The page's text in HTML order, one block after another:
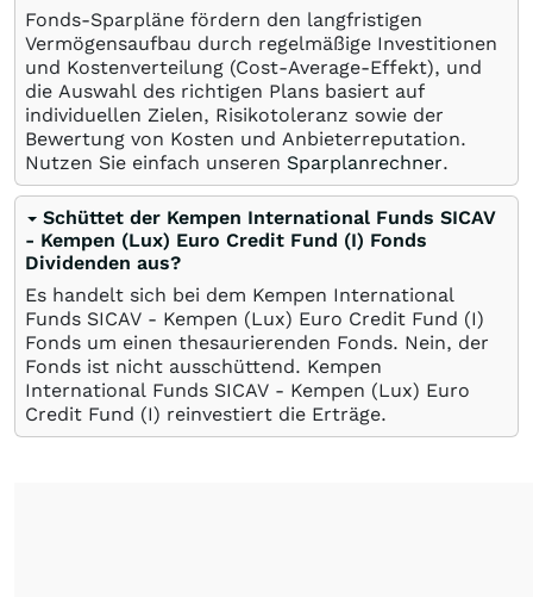
Fonds-Sparpläne fördern den langfristigen
Vermögensaufbau durch regelmäßige Investitionen
und Kostenverteilung (Cost-Average-Effekt), und
die Auswahl des richtigen Plans basiert auf
individuellen Zielen, Risikotoleranz sowie der
Bewertung von Kosten und Anbieterreputation.
Nutzen Sie einfach unseren Sparplanrechner.
Schüttet der Kempen International Funds SICAV
- Kempen (Lux) Euro Credit Fund (I) Fonds
Dividenden aus?
Es handelt sich bei dem Kempen International
Funds SICAV - Kempen (Lux) Euro Credit Fund (I)
Fonds um einen thesaurierenden Fonds. Nein, der
Fonds ist nicht ausschüttend. Kempen
International Funds SICAV - Kempen (Lux) Euro
Credit Fund (I) reinvestiert die Erträge.